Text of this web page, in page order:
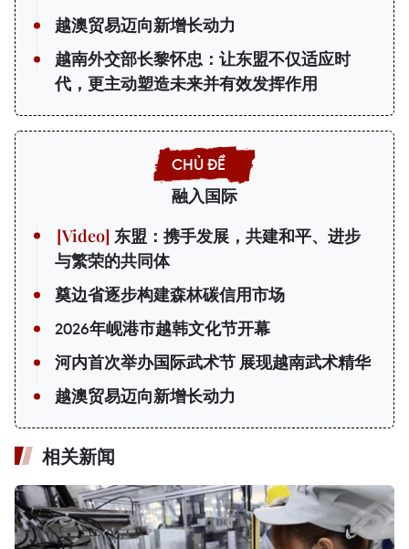
越澳贸易迈向新增长动力
越南外交部长黎怀忠：让东盟不仅适应时
代，更主动塑造未来并有效发挥作用
融入国际
东盟：携手发展，共建和平、进步
与繁荣的共同体
奠边省逐步构建森林碳信用市场
2026年岘港市越韩文化节开幕
河内首次举办国际武术节 展现越南武术精华
越澳贸易迈向新增长动力
相关新闻